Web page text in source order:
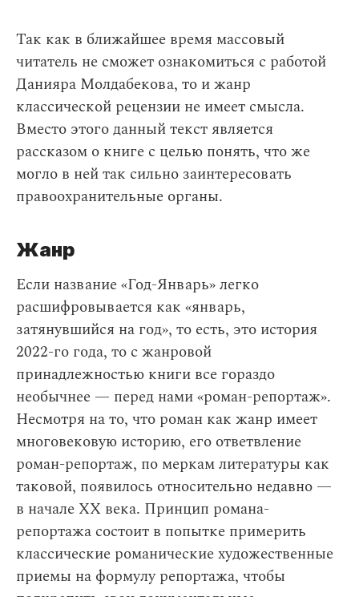
Так как в ближайшее время массовый
читатель не сможет ознакомиться с работой
Данияра Молдабекова, то и жанр
классической рецензии не имеет смысла.
Вместо этого данный текст является
рассказом о книге с целью понять, что же
могло в ней так сильно заинтересовать
правоохранительные органы.
Жанр
Если название «Год-Январь» легко
расшифровывается как «январь,
затянувшийся на год», то есть, это история
2022-го года, то с жанровой
принадлежностью книги все гораздо
необычнее — перед нами «роман-репортаж».
Несмотря на то, что роман как жанр имеет
многовековую историю, его ответвление
роман-репортаж, по меркам литературы как
таковой, появилось относительно недавно —
в начале ХХ века. Принцип романа-
репортажа состоит в попытке примерить
классические романические художественные
приемы на формулу репортажа, чтобы